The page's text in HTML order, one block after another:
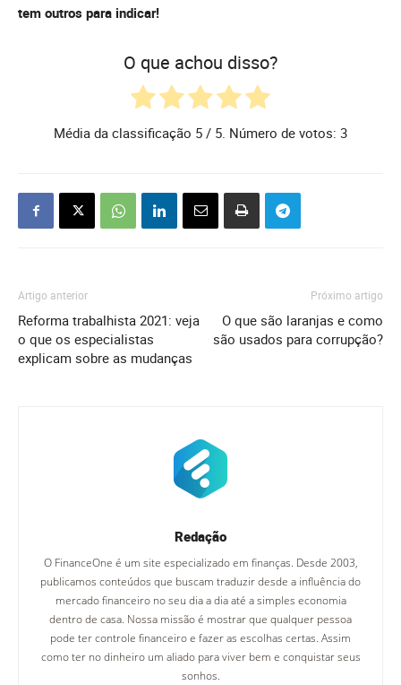
tem outros para indicar!
O que achou disso?
Média da classificação 5 / 5. Número de votos: 3
Artigo anterior
Reforma trabalhista 2021: veja
o que os especialistas
explicam sobre as mudanças
Próximo artigo
O que são laranjas e como
são usados para corrupção?
Redação
O FinanceOne é um site especializado em finanças. Desde 2003,
publicamos conteúdos que buscam traduzir desde a influência do
mercado financeiro no seu dia a dia até a simples economia
dentro de casa. Nossa missão é mostrar que qualquer pessoa
pode ter controle financeiro e fazer as escolhas certas. Assim
como ter no dinheiro um aliado para viver bem e conquistar seus
sonhos.